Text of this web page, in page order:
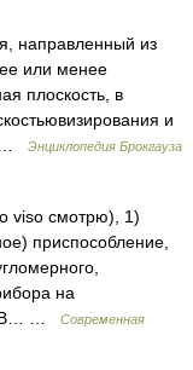
направленный из
или менее
плоскость, в
и
…
Энциклопедия Брокгауза
viso смотрю), 1)
приспособление,
на
В… …
Современная